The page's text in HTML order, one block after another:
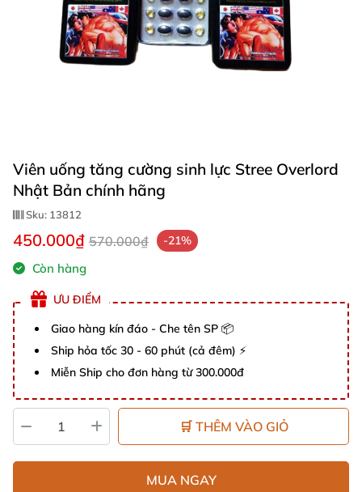
Viên uống tăng cường sinh lực Stree Overlord
Nhật Bản chính hãng
Sku: 13812
450.000₫ 570.000₫ -21%
Còn hàng
ƯU ĐIỂM
Giao hàng kín đáo - Che tên SP 📦
Ship hỏa tốc 30 - 60 phút (cả đêm) ⚡
Miễn Ship cho đơn hàng từ 300.000đ
🛒 THÊM VÀO GIỎ
MUA NGAY